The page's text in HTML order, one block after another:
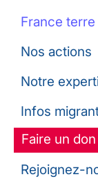
France
Nos actions
Notre
Infos
Faire un don
Rejoignez-